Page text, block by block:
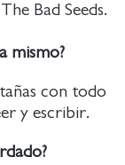
Bad Seeds.
mismo?
con todo
y escribir.